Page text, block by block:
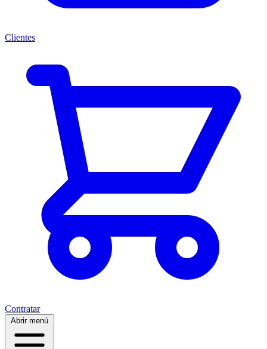
Clientes
Contratar
Abrir menú